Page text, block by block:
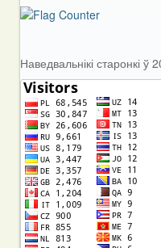
Наведвальнікі старонкі ў